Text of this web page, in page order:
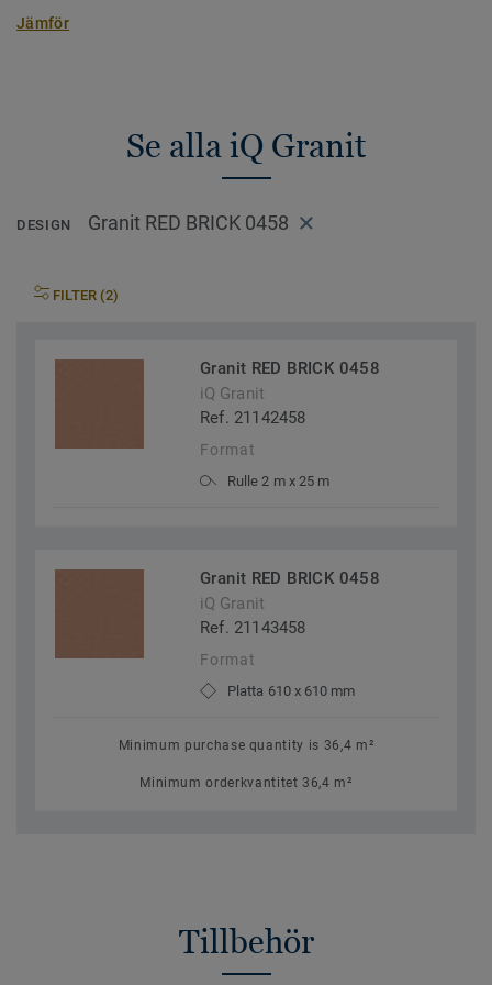
Jämför
Se alla iQ Granit
DESIGN Granit RED BRICK 0458
FILTER (2)
Granit RED BRICK 0458
iQ Granit
Ref. 21142458
Format
Rulle 2 m x 25 m
Granit RED BRICK 0458
iQ Granit
Ref. 21143458
Format
Platta 610 x 610 mm
Minimum purchase quantity is 36,4 m²
Minimum orderkvantitet 36,4 m²
Tillbehör